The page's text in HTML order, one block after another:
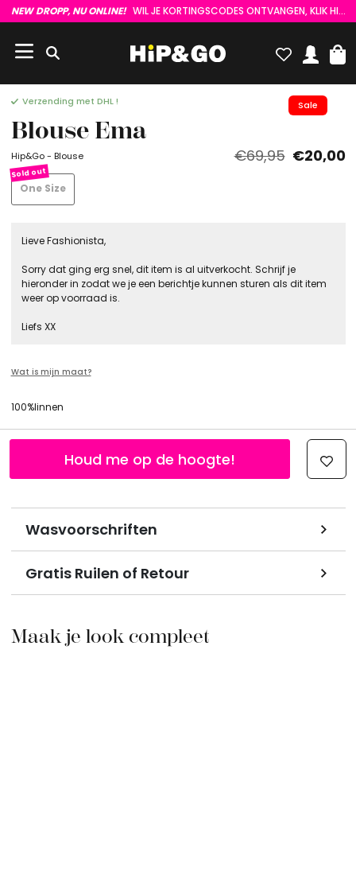
NEW DROPP, NU ONLINE! WIL JE KORTINGSCODES ONTVANGEN, KLIK HIER :)
Sale
Verzending met DHL !
Blouse Ema
Hip&Go - Blouse €69,95 €20,00
One Size
Lieve Fashionista,
Sorry dat ging erg snel, dit item is al uitverkocht. Schrijf je
hieronder in zodat we je een berichtje kunnen sturen als dit item
weer op voorraad is.
Liefs XX
Wat is mijn maat?
100%linnen
Wasvoorschriften
Gratis Ruilen of Retour
Houd me op de hoogte!
Maak je look compleet